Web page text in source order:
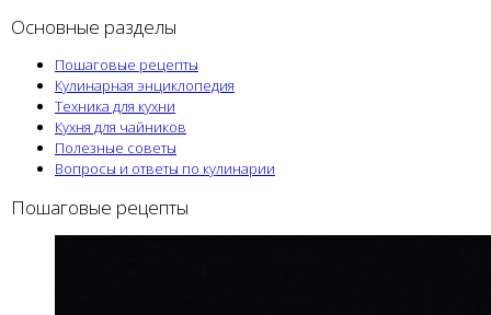
Основные разделы
Пошаговые рецепты
Кулинарная энциклопедия
Техника для кухни
Кухня для чайников
Полезные советы
Вопросы и ответы по кулинарии
Пошаговые рецепты